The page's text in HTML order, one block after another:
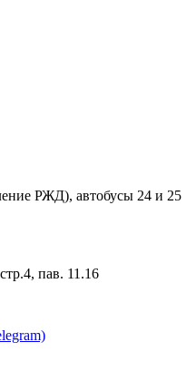
РЖД), автобусы 24 и 25
пав. 11.16